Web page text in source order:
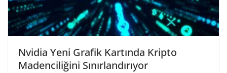
Nvidia Yeni Grafik Kartında Kripto
Madenciliğini Sınırlandırıyor